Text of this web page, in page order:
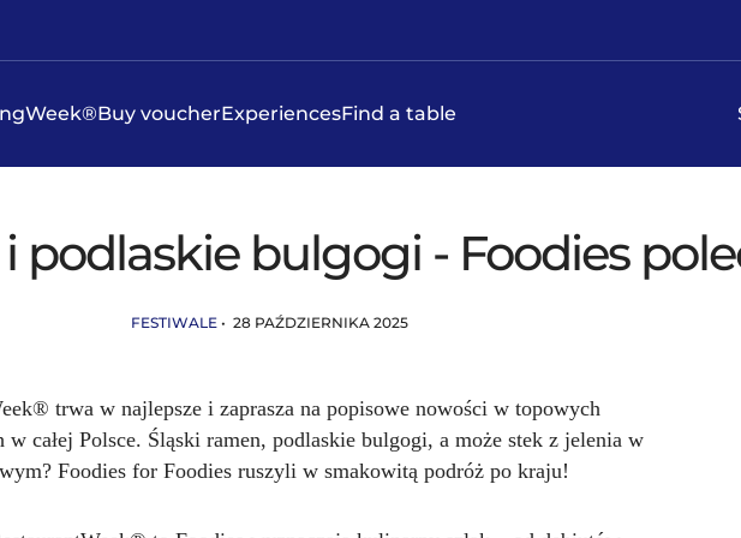
Buy voucherExperiencesFind a table
podlaskie bulgogi - Foodies
FESTIWALE• 28 PAŹDZIERNIKA 2025
trwa w najlepsze i zaprasza na popisowe nowości w topowych
w całej Polsce. Śląski ramen, podlaskie bulgogi, a może stek z jelenia w
Foodies for Foodies ruszyli w smakowitą podróż po kraju!